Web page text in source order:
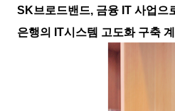
SK브로드밴드, 금융 IT 사업으
은행의 IT시스템 고도화 구축